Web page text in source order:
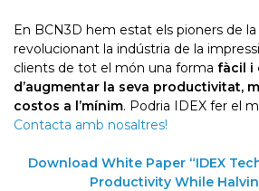
En BCN3D hem estat els pioners de
revolucionant la indústria de la
clients de tot el món una forma fàcil i
d’augmentar la seva productivitat,
costos a l’mínim. Podria IDEX fer el
Contacta amb nosaltres!
Download White Paper “IDEX
Productivity While